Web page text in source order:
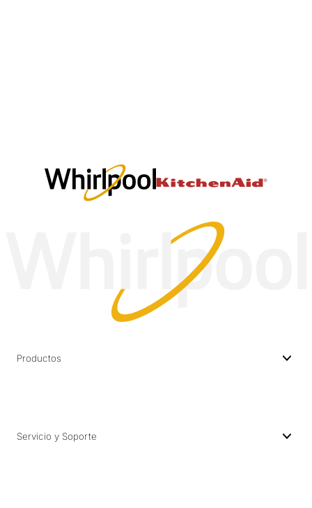
Productos
Servicio y Soporte